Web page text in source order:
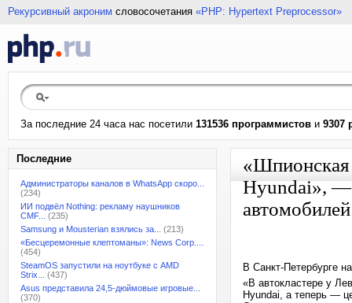
Рекурсивный акроним словосочетания «PHP: Hypertext Preprocessor»
За последние 24 часа нас посетили 131536 программистов и 9307
Последние
Администраторы каналов в WhatsApp скоро...
(234)
ИИ подвёл Nothing: рекламу наушников
CMF...
(235)
Samsung и Mousterian взялись за...
(213)
«Бесцеремонные клептоманы»: News Corp....
(454)
SteamOS запустили на ноутбуке с AMD
Strix...
(437)
Asus представила 24,5-дюймовые игровые...
(370)
«Шпионская
Hyundai», —
В Санкт-Петербурге
«В автокластере у
Hyundai, а теперь —